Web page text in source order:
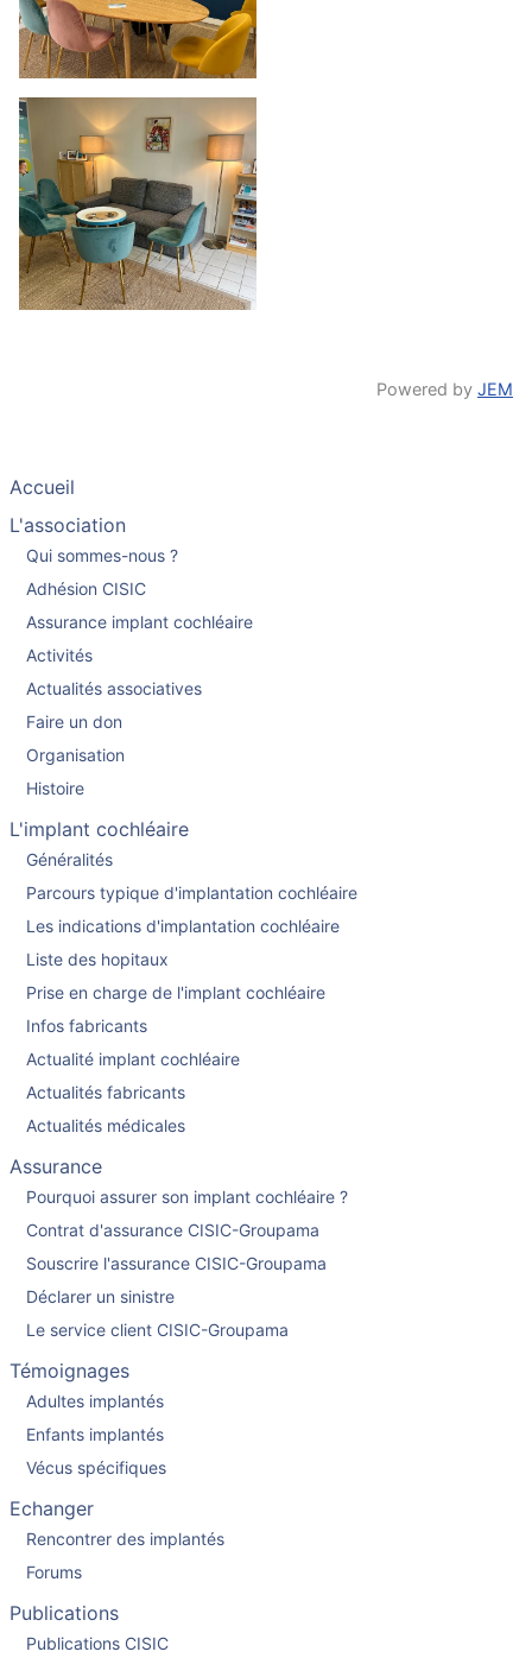
Powered by JEM
Accueil
L'association
Qui sommes-nous ?
Adhésion CISIC
Assurance implant cochléaire
Activités
Actualités associatives
Faire un don
Organisation
Histoire
L'implant cochléaire
Généralités
Parcours typique d'implantation cochléaire
Les indications d'implantation cochléaire
Liste des hopitaux
Prise en charge de l'implant cochléaire
Infos fabricants
Actualité implant cochléaire
Actualités fabricants
Actualités médicales
Assurance
Pourquoi assurer son implant cochléaire ?
Contrat d'assurance CISIC-Groupama
Souscrire l'assurance CISIC-Groupama
Déclarer un sinistre
Le service client CISIC-Groupama
Témoignages
Adultes implantés
Enfants implantés
Vécus spécifiques
Echanger
Rencontrer des implantés
Forums
Publications
Publications CISIC